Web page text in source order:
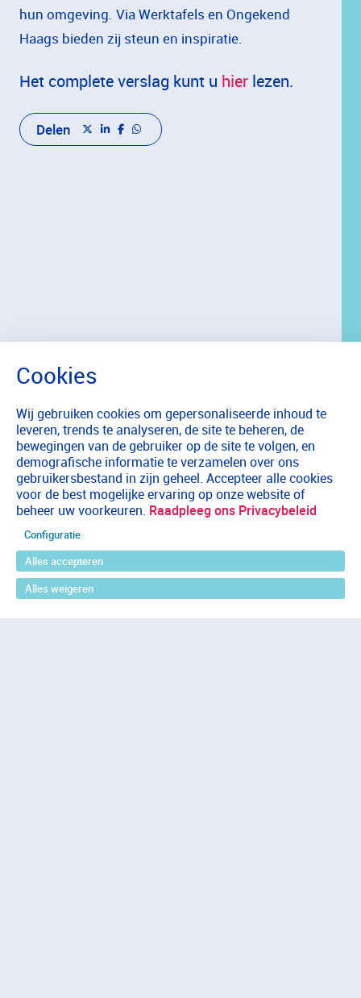
hun omgeving. ViaWerktafels en Ongekend
Haags bieden zij steun en inspiratie.
Het complete verslag kunt u hier lezen.
Delen
Wij gebruiken cookies om gepersonaliseerde inhoud te
leveren, trends te analyseren, de site te beheren, de
bewegingen van de gebruiker op de site te volgen, en
demografische informatie te verzamelen over ons
gebruikersbestand in zijn geheel. Accepteer alle cookies
voor de best mogelijke ervaring op onze website of
beheer uw voorkeuren. Raadpleeg ons Privacybeleid
Configuratie
Alles accepteren
Alles weigeren